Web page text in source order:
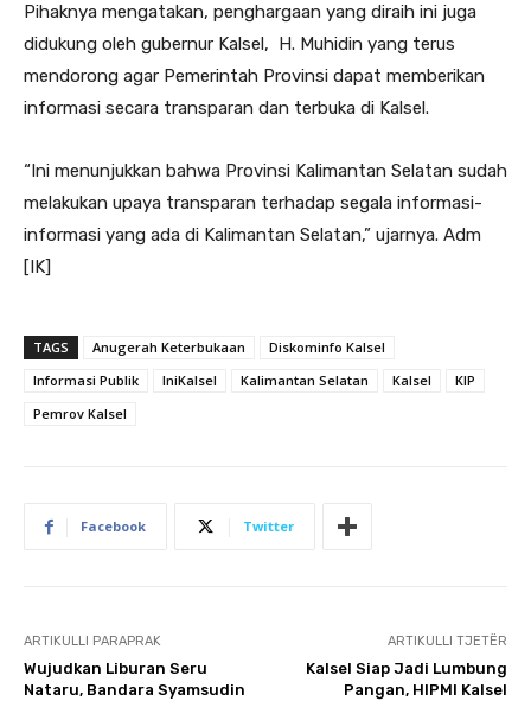
Pihaknya mengatakan, penghargaan yang diraih ini juga
didukung oleh gubernur Kalsel, H. Muhidin yang terus
mendorong agar Pemerintah Provinsi dapat memberikan
informasi secara transparan dan terbuka di Kalsel.
“Ini menunjukkan bahwa Provinsi Kalimantan Selatan sudah
melakukan upaya transparan terhadap segala informasi-
informasi yang ada di Kalimantan Selatan,” ujarnya. Adm
[IK]
TAGS Anugerah Keterbukaan
Diskominfo Kalsel
Informasi Publik
IniKalsel Kalimantan Selatan Kalsel
KIP
Pemrov Kalsel
Facebook Twitter
ARTIKULLI PARAPRAK
Wujudkan Liburan Seru
Nataru, Bandara Syamsudin
ARTIKULLI TJETËR
Kalsel Siap Jadi Lumbung
Pangan, HIPMI Kalsel